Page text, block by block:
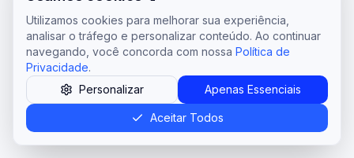
Utilizamos cookies para melhorar sua experiência,
analisar o tráfego e personalizar conteúdo. Ao continuar
navegando, você concorda com nossa Política de
Privacidade.
Personalizar
Apenas Essenciais
Aceitar Todos